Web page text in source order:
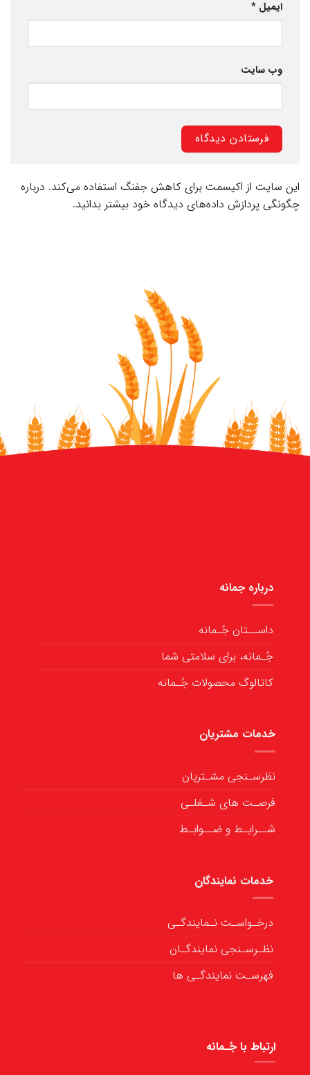
ایمیل *
وب‌ سایت
این سایت از اکیسمت برای کاهش جفنگ استفاده می‌کند. درباره
چگونگی پردازش داده‌های دیدگاه خود بیشتر بدانید.
درباره جمانه
داســتان جُـمانه
جُـمانه، برای سلامتی شما
کاتالوگ محصولات جُـمانه
خدمات مشتریان
نظرسـنجی مشـتریان
فرصـت های شـغلـی
شــرایـط و ضــوابـط
خدمات نمایندگان
درخـواسـت نـمایندگـی
نظـرسـنجی نمایندگـان
فهرسـت نمایندگـی ها
ارتباط با جُـمانه